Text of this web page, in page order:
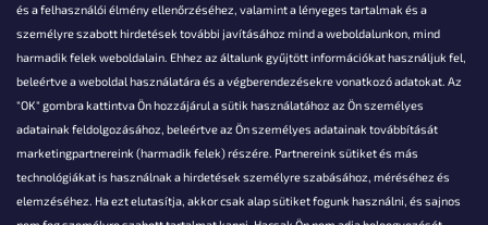
és a felhasználói élmény ellenőrzéséhez, valamint a lényeges tartalmak és a
személyre szabott hirdetések további javításához mind a weboldalunkon, mind
harmadik felek weboldalain. Ehhez az általunk gyűjtött információkat használjuk fel,
beleértve a weboldal használatára és a végberendezésekre vonatkozó adatokat. Az
"OK" gombra kattintva Ön hozzájárul a sütik használatához az Ön személyes
adatainak feldolgozásához, beleértve az Ön személyes adatainak továbbítását
marketingpartnereink (harmadik felek) részére. Partnereink sütiket és más
technológiákat is használnak a hirdetések személyre szabásához, méréséhez és
elemzéséhez. Ha ezt elutasítja, akkor csak alap sütiket fogunk használni, és sajnos
Akarsz kérdezni valamit?
info@falanzo.hu